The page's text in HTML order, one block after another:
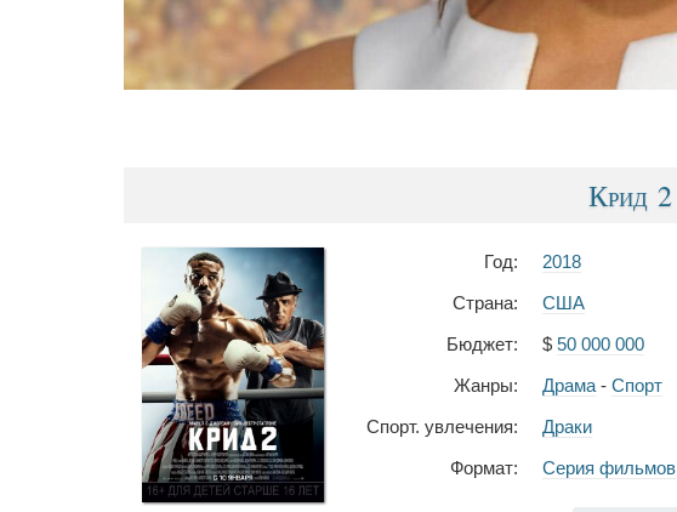
Крид 2
Год:
2018
Страна:
США
Бюджет:
$ 50 000 000
Жанры:
Драма - Спорт
Спорт. увлечения:
Драки
Формат:
Серия фильмов